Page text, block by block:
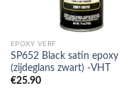
EPOXY VERF
SP652 Black satin epoxy
(zijdeglans zwart) -VHT
€25.90